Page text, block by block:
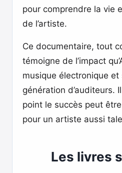
pour comprendre la vie
de l’artiste.
Ce documentaire, tout
témoigne de l’impact
musique électronique
génération d’auditeurs.
point le succès peut
pour un artiste aussi
Les livres